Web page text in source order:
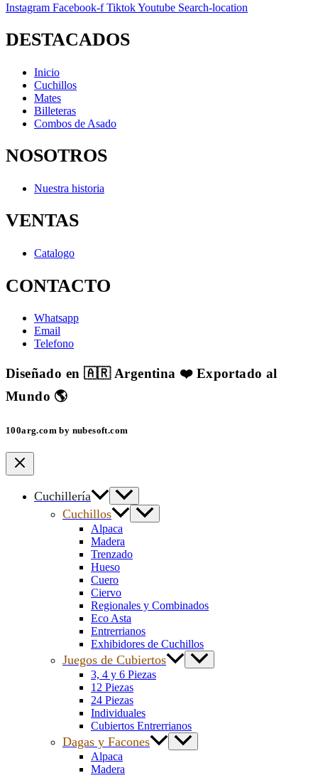
Instagram Facebook-f TiktokYoutube Search-location
DESTACADOS
Inicio
Cuchillos
Mates
Billeteras
Combos de Asado
NOSOTROS
Nuestra historia
VENTAS
Catalogo
CONTACTO
Whatsapp
Email
Telefono
Diseñado en 🇦🇷 Argentina ❤️ Exportado al
Mundo 🌎
100arg.com by nubesoft.com
Cuchillería
Cuchillos
Alpaca
Madera
Trenzado
Hueso
Cuero
Ciervo
Regionales y Combinados
Eco Asta
Entrerrianos
Exhibidores de Cuchillos
Juegos de Cubiertos
3, 4 y 6 Piezas
12 Piezas
24 Piezas
Individuales
Cubiertos Entrerrianos
Dagas y Facones
Alpaca
Madera